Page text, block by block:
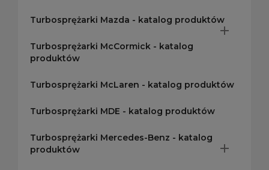
Turbosprężarki Mazda - katalog produktów

Turbosprężarki McCormick - katalog
produktów
Turbosprężarki McLaren - katalog produktów
Turbosprężarki MDE - katalog produktów
Turbosprężarki Mercedes-Benz - katalog
produktów
